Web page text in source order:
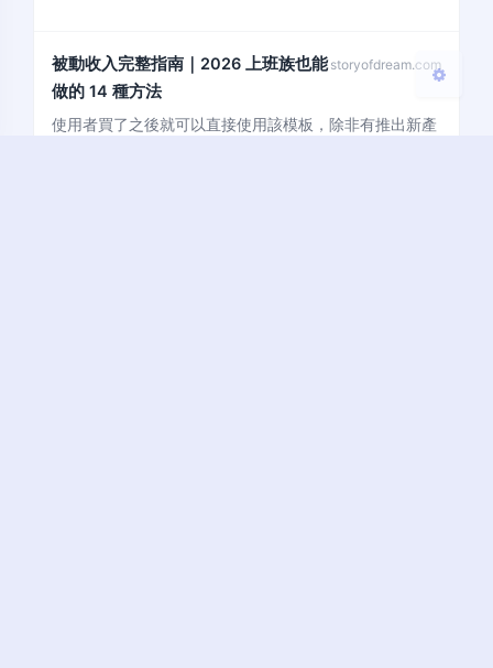
被動收入完整指南｜2026 上班族也能
做的 14 種方法
storyofdream.com
使用者買了之後就可以直接使用該模板，除非有推出新產